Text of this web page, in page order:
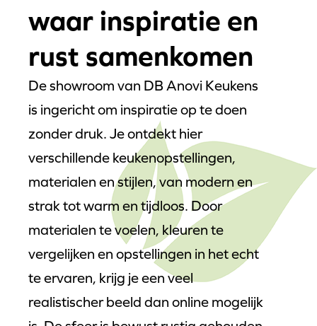
waar inspiratie en
rust samenkomen
De showroom van DB Anovi Keukens
is ingericht om inspiratie op te doen
zonder druk. Je ontdekt hier
verschillende keukenopstellingen,
materialen en stijlen, van modern en
strak tot warm en tijdloos. Door
materialen te voelen, kleuren te
vergelijken en opstellingen in het echt
te ervaren, krijg je een veel
realistischer beeld dan online mogelijk